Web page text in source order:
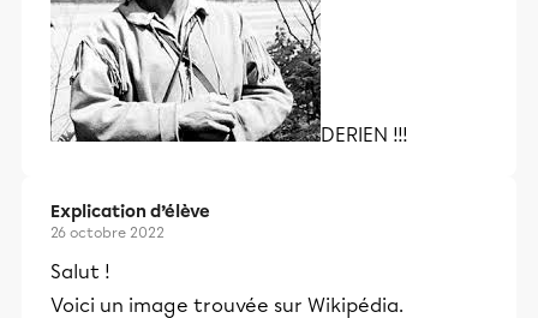
DERIEN !!!
Explication d’élève
26 octobre 2022
Salut !
Voici un image trouvée sur Wikipédia.